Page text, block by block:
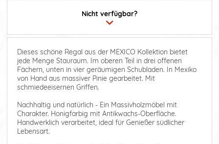
Nicht verfügbar?
Dieses schöne Regal aus der MEXICO Kollektion bietet
jede Menge Stauraum. Im oberen Teil in drei offenen
Fächern, unten in vier geräumigen Schubladen. In Mexiko
von Hand aus massiver Pinie gearbeitet. Mit
schmiedeeisernen Griffen.
Nachhaltig und natürlich - Ein Massivholzmöbel mit
Charakter. Honigfarbig mit Antikwachs-Oberfläche.
Handwerklich verarbeitet, ideal für Genießer südlicher
Lebensart.